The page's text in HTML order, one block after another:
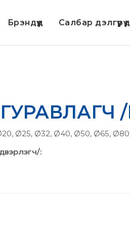
Брэндүүд Салбар дэлгүүрүүд
Ø25, Ø32, Ø40, Ø50, Ø65,
: